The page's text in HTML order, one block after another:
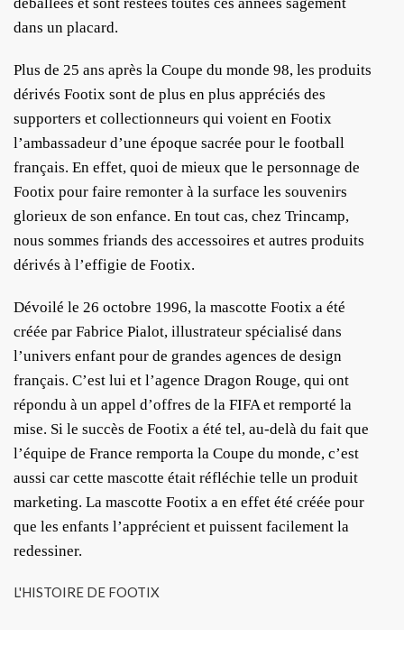
déballées et sont restées toutes ces années sagement
dans un placard.
Plus de 25 ans après la Coupe du monde 98, les produits
dérivés Footix sont de plus en plus appréciés des
supporters et collectionneurs qui voient en Footix
l’ambassadeur d’une époque sacrée pour le football
français. En effet, quoi de mieux que le personnage de
Footix pour faire remonter à la surface les souvenirs
glorieux de son enfance. En tout cas, chez Trincamp,
nous sommes friands des accessoires et autres produits
dérivés à l’effigie de Footix.
Dévoilé le 26 octobre 1996, la mascotte Footix a été
créée par Fabrice Pialot, illustrateur spécialisé dans
l’univers enfant pour de grandes agences de design
français. C’est lui et l’agence Dragon Rouge, qui ont
répondu à un appel d’offres de la FIFA et remporté la
mise. Si le succès de Footix a été tel, au-delà du fait que
l’équipe de France remporta la Coupe du monde, c’est
aussi car cette mascotte était réfléchie telle un produit
marketing. La mascotte Footix a en effet été créée pour
que les enfants l’apprécient et puissent facilement la
redessiner.
L'HISTOIRE DE FOOTIX